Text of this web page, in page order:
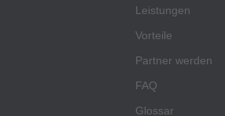
Leistungen
Vorteile
Partner werden
FAQ
Glossar